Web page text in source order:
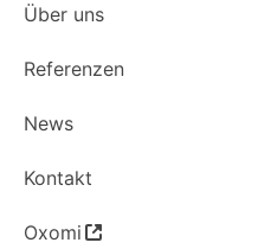
Über uns
Referenzen
News
Kontakt
Oxomi